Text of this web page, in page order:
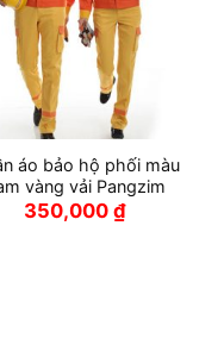
áo bảo hộ phối màu
vàng vải Pangzim
350,000₫